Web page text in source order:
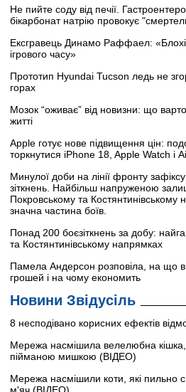
Не пийте соду від печії.
бікарбонат натрію провокує
Ексгравець Динамо Раффаел:
ігрового часу»
Прототип Hyundai Tucson ледь не
горах
Мозок “оживає” від новизни: що
житті
Apple готує нове підвищення цін:
торкнутися iPhone 18, Apple Watch і
Минулої доби на лінії фронту
зіткнень. Найбільш напруженою
Покровському та Костянтинівському
значна частина боїв.
Понад 200 боєзіткнень за добу:
та Костянтинівському напрямках
Памела Андерсон розповіла, на що
грошей і на чому економить
Новини Звідусіль
8 несподівано корисних ефектів
Мережа насмішила велелюбна
пійманою мишкою (ВІДЕО)
Мережа насмішили коти, які пильно
м'яч (ВІДЕО)